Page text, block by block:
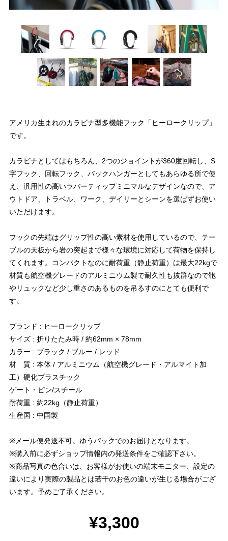
アメリカ生まれのカラビナ型多機能フック「ヒーロークリップ」
です。
カラビナとしてはもちろん、2つのジョイントが360度回転し、S
字フック、回転フック、バックハンガーとしてもあらゆる所で使
え、汎用性の高いラバーティップミニマルなデザインなので、ア
ウトドア、トラベル、ワーク、デイリーとシーンを選ばずお使い
いただけます。
フックの先端はグリップ性の高い素材を使用しているので、テー
ブルの天板から岩の突起まで様々な環境に対応して荷物を保持し
てくれます。コンパクトなのに耐荷重（静止荷重）は最大22kgで
材質も航空機グレードのアルミニウム製で耐久性も抜群なので鞄
やリュックなど少し重さのあるものを吊るすのにとても便利で
す。
ブランド : ヒーロークリップ
サイズ : 折りたたみ時 / 約62mm × 78mm
カラー : ブラック / ブルー / レッド
材 質 : 本体 / アルミニウム（航空機グレード・アルマイト加
工）硬化プラスチック
ゲート・ピン/スチール
耐荷重 : 約22kg（静止荷重）
生産国 : 中国製
※メール便発送不可。ゆうパックでのお届けとなります。
※購入前に必ずショップ情報内の発送条件をご確認下さい。
※商品写真の色合いは、お客様がお使いの端末モニター、設定の
違いにより実際の製品とは若干のお色の違いが生じる場合がござ
います。予めご了承ください。
¥3,300